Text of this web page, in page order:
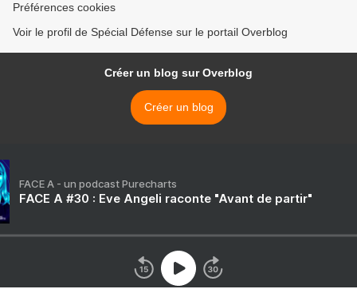
Préférences cookies
Voir le profil de Spécial Défense sur le portail Overblog
Créer un blog sur Overblog
Créer un blog
FACE A - un podcast Purecharts
FACE A #30 : Eve Angeli raconte "Avant de partir"